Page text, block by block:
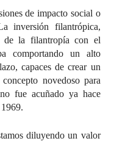
de impacto social o
inversión filantrópica,
de la filantropía con el
comportando un alto
capaces de crear un
novedoso para
fue acuñado ya hace
diluyendo un valor